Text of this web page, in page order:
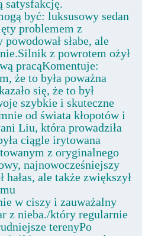
satysfakcję.
być: luksusowy sedan
problemem z
słabe, ale
z powrotem ożył
pracąKomentuje:
że to była poważna
się, że to był
szybkie i skuteczne
od świata kłopotów i
Liu, która prowadziła
ciągle irytowana
z oryginalnego
najnowocześniejszy
ale także zwiększył
w ciszy i zauważalny
z nieba./który regularnie
terenyPo